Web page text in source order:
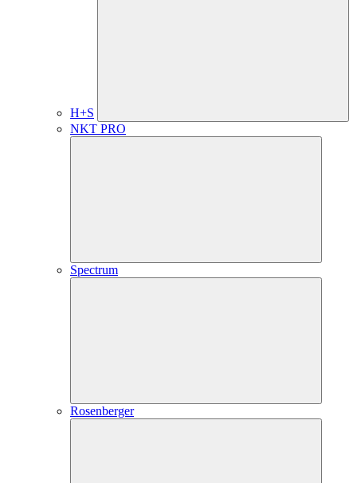
H+S
NKT PRO
Spectrum
Rosenberger